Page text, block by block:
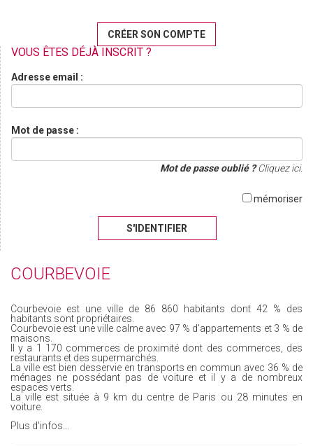
CRÉER SON COMPTE
VOUS ÊTES DÉJÀ INSCRIT ?
Adresse email :
Mot de passe :
Mot de passe oublié ?Cliquez ici.
mémoriser
S'IDENTIFIER
COURBEVOIE
Courbevoie est une ville de 86 860 habitants dont 42 % des
habitants sont propriétaires.
Courbevoie est une ville calme avec 97 % d'appartements et 3 % de
maisons.
Il y a 1 170 commerces de proximité dont des commerces, des
restaurants et des supermarchés.
La ville est bien desservie en transports en commun avec 36 % de
ménages ne possédant pas de voiture et il y a de nombreux
espaces verts.
La ville est située à 9 km du centre de Paris ou 28 minutes en
voiture.
Plus d'infos...